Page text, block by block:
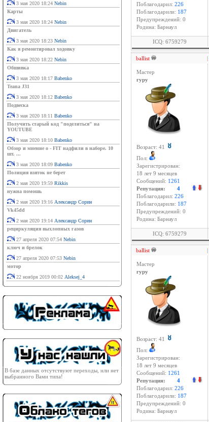
3 мая 2020 18:24 Nebin
Карты
3 мая 2020 18:24 Nebin
Двигатель
3 мая 2020 18:23 Nebin
Как я ремонтировал ходовку
3 мая 2020 18:22 Nebin
Обшивка
3 мая 2020 18:17 Babenko
Teana J31
3 мая 2020 18:12 Babenko
Подвеска
3 мая 2020 18:11 Babenko
Получить старый код "поделиться" на
YOUTUBE
3 мая 2020 18:10 Babenko
Обзор и мнение о - FIT надфили в наборе. 10
шт. ...
3 мая 2020 18:09 Babenko
Полиция взяток не берет
2 мая 2020 19:59 Rikkis
нужна помошь
2 мая 2020 19:16 Александр Сорин
Vk45dd
2 мая 2020 19:14 Александр Сорин
рециркуляция выхлопных газов
27 апреля 2020 07:54 Nebin
ключ и брелок
27 апреля 2020 07:53 Nebin
мотор
22 ноября 2019 00:02 Aleksej_4
В базе данных отсутствуют переходы, или нет
выбранного Вами типа!
Поблагодарил: 226
Поблагодарили: 187
Предупреждений: 0
Родина: Барнаул
ICQ: 6759279
ballist |
Мастер
гуру
Возраст: 41
Пол:
Зарегистрирован:
18 лет 9 месяцев
Сообщений: 1261
Репутация: 4
Поблагодарил: 226
Поблагодарили: 187
Предупреждений: 0
Родина: Барнаул
ICQ: 6759279
ballist |
Мастер
гуру
Возраст: 41
Пол:
Зарегистрирован:
18 лет 9 месяцев
Сообщений: 1261
Репутация: 4
Поблагодарил: 226
Поблагодарили: 187
Предупреждений: 0
Родина: Барнаул